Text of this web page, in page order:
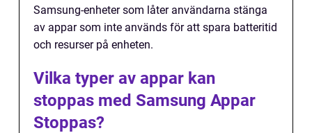
Samsung-enheter som låter användarna stänga
av appar som inte används för att spara batteritid
och resurser på enheten.
Vilka typer av appar kan
stoppas med Samsung Appar
Stoppas?